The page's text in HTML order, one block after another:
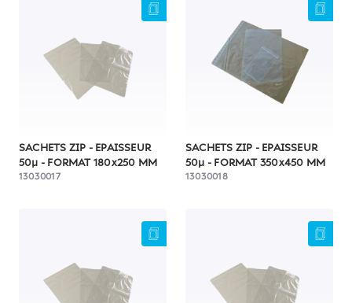
SACHETS ZIP - EPAISSEUR
50µ - FORMAT 180x250 MM
13030017
SACHETS ZIP - EPAISSEUR
50µ - FORMAT 350x450 MM
13030018